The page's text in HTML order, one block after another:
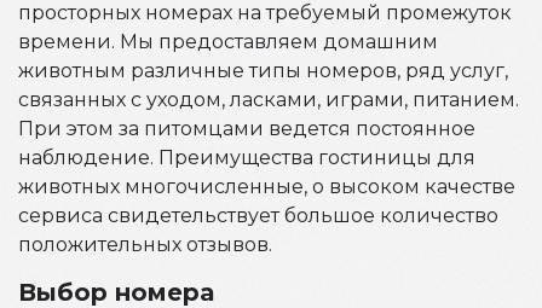
просторных номерах на требуемый промежуток
времени. Мы предоставляем домашним
животным различные типы номеров, ряд услуг,
связанных с уходом, ласками, играми, питанием.
При этом за питомцами ведется постоянное
наблюдение. Преимущества гостиницы для
животных многочисленные, о высоком качестве
сервиса свидетельствует большое количество
положительных отзывов.
Выбор номера